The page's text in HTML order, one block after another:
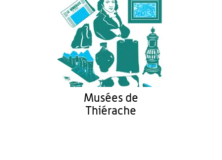
Musées de
Thiérache